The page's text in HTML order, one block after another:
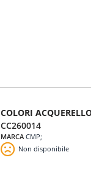
COLORI
CC260014
MARCA CMP
Non disponibile